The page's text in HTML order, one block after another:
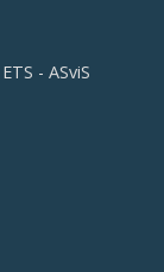
- ASviS